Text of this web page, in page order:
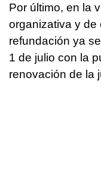
Por último, en la
organizativa y de
refundación ya
1 de julio con la
renovación de la